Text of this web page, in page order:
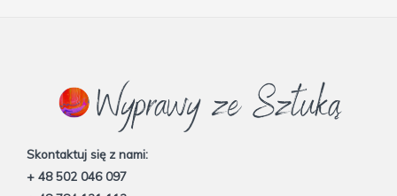
Skontaktuj się z nami:
+ 48 502 046 097